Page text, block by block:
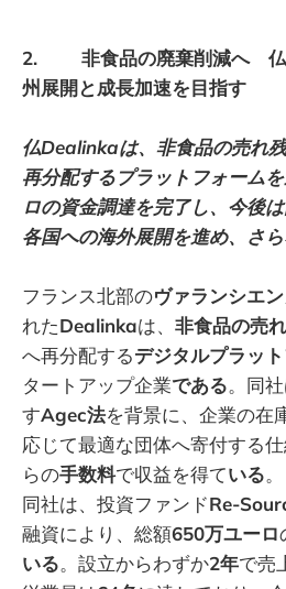
2. 非食品の廃棄削減へ 仏
州展開と成長加速を目指す
仏Dealinkaは、非食品の売れ
再分配するプラットフォーム
ロの資金調達を完了し、今後
各国への海外展開を進め、さら
フランス北部のヴァランシエ
れたDealinkaは、 非食品の売
へ再分配するデジタルプラッ
タートアップ企業である。同
すAgec法を背景に、企業の在
応じて最適な団体へ寄付する
らの手数料で収益を得ている。
同社は、投資ファンドRe-
融資により、総額650万ユーロ
いる。設立からわずか2年で売